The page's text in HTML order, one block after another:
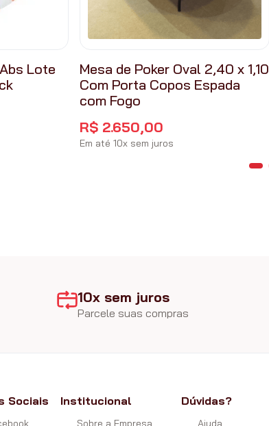
Lote
Mesa de Poker Oval 2,40 x 1,10
Com Porta Copos Espada
com Fogo
R$ 2.650,00
Em até10x sem juros
10x sem juros
Parcele suas compras
Sociais Institucional
Sobre a Empresa
Dúvidas?
Ajuda